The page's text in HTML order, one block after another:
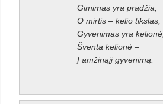
Gimimas yra pradžia,
O mirtis – kelio tikslas,
Gyvenimas yra kelionė,
Šventa kelionė –
Į amžinąjį gyvenimą.